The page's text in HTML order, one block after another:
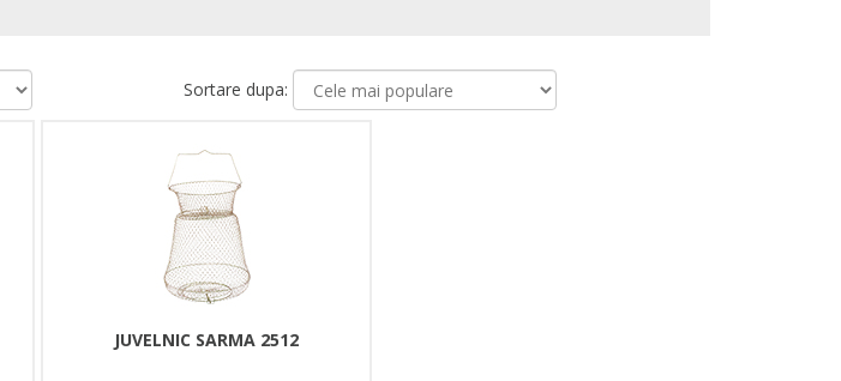
Sortare dupa:
JUVELNIC SARMA 2512